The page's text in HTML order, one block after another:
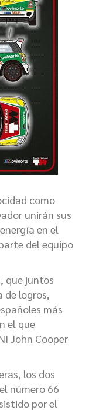
como
unirán sus
en el
del equipo
que juntos
de logros,
más
el que
John Cooper
los dos
número 66
por el